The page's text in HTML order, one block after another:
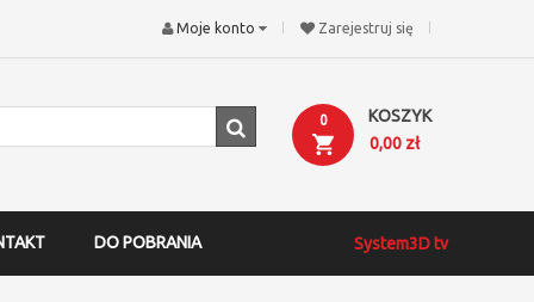
Zarejestruj się
Moje konto
KOSZYK
0
0,00 zł
DO POBRANIA System3D tv